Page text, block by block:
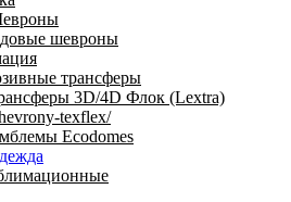
шевроны
трансферы
3D/4D Флок (Lextra)
texflex/
Ecodomes